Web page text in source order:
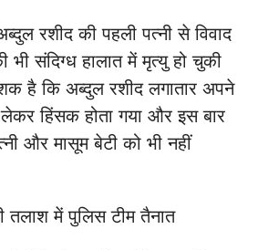
रशीद की पहली पत्नी से विवाद
भी संदिग्ध हालात में मृत्यु हो चुकी
है कि अब्दुल रशीद लगातार अपने
लेकर हिंसक होता गया और इस बार
और मासूम बेटी को भी नहीं
तलाश में पुलिस टीम तैनात